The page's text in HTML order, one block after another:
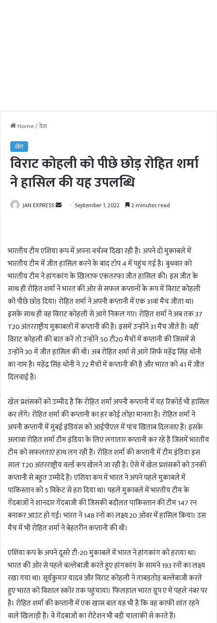
Home/देश
खेल
विराट कोहली को पीछे छोड़ रोहित शर्मा
ने हासिल की यह उपलब्धि
JAN EXPRESS
a
n
e
m
a
i
l
September 1, 2022 2 minutes read
भारतीय टीम एशिया कप में अपना वर्चस्व दिखा रही है। अपने दो मुकाबले में
भारतीय टीम में जीत हासिल करने के बाद टॉप 4 में पहुंच गई है। बुधवार को
भारतीय टीम ने हांगकांग के खिलाफ एकतरफा जीत हासिल की। इस जीत के
साथ ही रोहित शर्मा ने भारत की ओर से सफल कप्तानों के रूप में विराट कोहली
को पीछे छोड़ दिया। रोहित शर्मा ने अपनी कप्तानी में एक 31वां मैच जीता था।
इसके साथ ही वह विराट कोहली से आगे निकल गए। रोहित शर्मा ने अब तक 37
T20 अंतरराष्ट्रीय मुकाबलों में कप्तानी की है। इसमें उन्होंने 31 मैच जीते हैं। वहीं
विराट कोहली की बात करें तो उन्होंने 50 टी20 मैचों में कप्तानी की जिसमें से
उन्होंने 30 में जीत हासिल की थी। अब रोहित शर्मा से आगे सिर्फ महेंद्र सिंह धोनी
का नाम है। महेंद्र सिंह धोनी ने 72 मैचों में कप्तानी की है और भारत को 41 में जीत
दिलवाई है।
खेल प्रशंसकों को उम्मीद है कि रोहित शर्मा अपनी कप्तानी में यह रिकॉर्ड भी हासिल
कर लेंगे। रोहित शर्मा की कप्तानी का हर कोई लोहा मानता है। रोहित शर्मा ने
अपनी कप्तानी में मुंबई इंडियंस को आईपीएल में पांच खिताब दिलवाए हैं। इसके
अलावा रोहित शर्मा टीम इंडिया के लिए लगातार कप्तानी कर रहे हैं जिसमें भारतीय
टीम को सफलताएं हाथ लग रही हैं। रोहित शर्मा की कप्तानी में टीम इंडिया इस
साल T20 अंतरराष्ट्रीय वर्ल्ड कप खेलने जा रही है। ऐसे में खेल प्रशंसकों को उनकी
कप्तानी से बहुत उम्मीदें हैं। एशिया कप में भारत ने अपने पहले मुकाबले में
पाकिस्तान को 5 विकेट से हरा दिया था। पहले मुकाबले में भारतीय टीम के
गेंदबाजों ने शानदार गेंदबाजी की जिसकी बदौलत पाकिस्तान की टीम 147 रन
बनाकर आउट हो गई। भारत ने 148 रनों का लक्ष्य 20 ओवर में हासिल किया। उस
मैच में भी रोहित शर्मा ने बेहतरीन कप्तानी की थी।
एशिया कप के अपने दूसरे टी-20 मुकाबले में भारत ने हांगकांग को हराया था।
भारत की ओर से पहले बल्लेबाजी करते हुए हांगकांग के सामने 193 रनों का लक्ष्य
रखा गया था। सूर्यकुमार यादव और विराट कोहली ने ताबड़तोड़ बल्लेबाजी करते
हुए भारत को विशाल स्कोर तक पहुंचाया। फिलहाल भारत ग्रुप ए में पहले नंबर पर
है। रोहित शर्मा की कप्तानी में एक खास बात यह भी है कि वह काफी शांत रहने
वाले खिलाड़ी हैं। वे गेंदबाजों का रोटेशन भी बड़ी चालाकी से करते हैं।